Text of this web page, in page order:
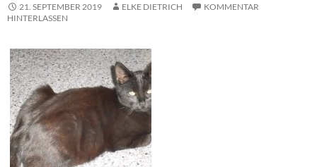
21. SEPTEMBER 2019 ELKE DIETRICH
KOMMENTAR
HINTERLASSEN